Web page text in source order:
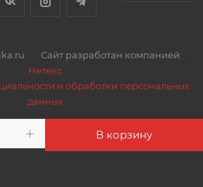
В корзину
Сайт разработан компанией:
Нетекс
и обработки персональных
данных